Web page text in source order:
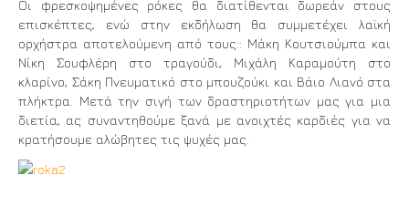
Οι φρεσκοψημένες ρόκες θα διατίθενται δωρεάν στους
επισκέπτες, ενώ στην εκδήλωση θα συμμετέχει λαϊκή
ορχήστρα αποτελούμενη από τους:: Μάκη Κουτσιούμπα και
Νίκη Σουφλέρη στο τραγούδι, Μιχάλη Καραμούτη στο
κλαρίνο, Σάκη Πνευματικό στο μπουζούκι και Βάιο Λιανό στα
πλήκτρα. Μετά την σιγή των δραστηριοτήτων μας για μια
διετία, ας συναντηθούμε ξανά με ανοιχτές καρδιές για να
κρατήσουμε αλώβητες τις ψυχές μας.